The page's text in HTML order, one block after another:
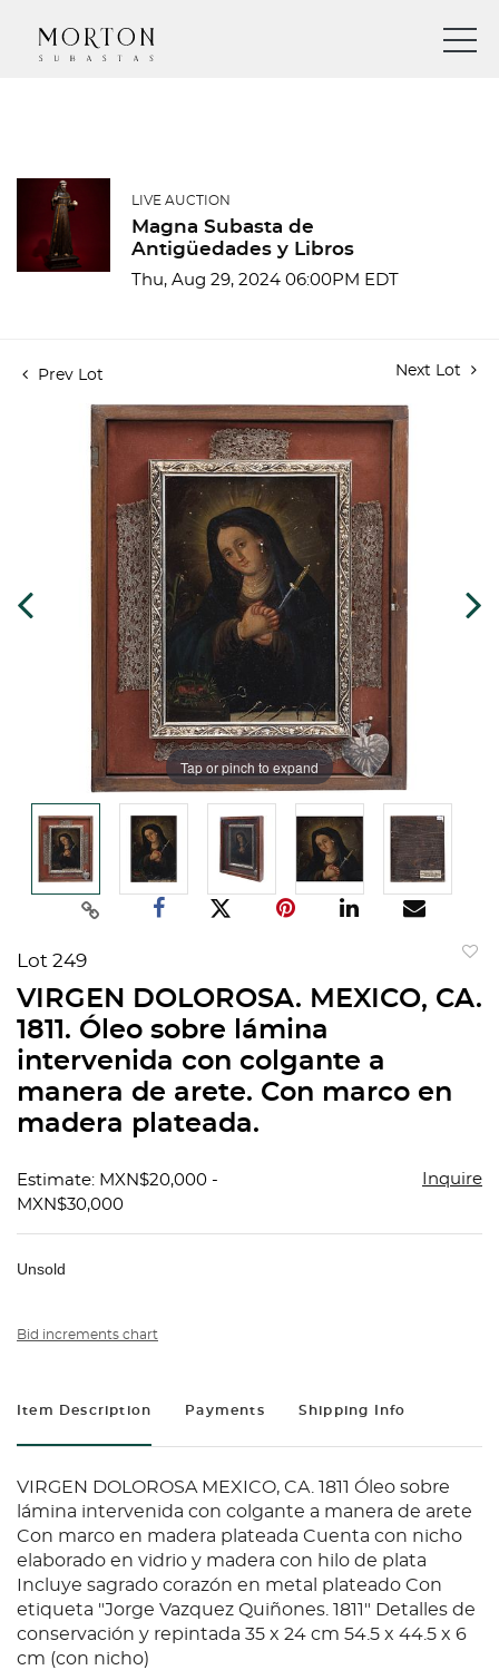
LIVE AUCTION
Magna Subasta de
Antigüedades y Libros
Thu, Aug 29, 2024 06:00PM EDT
Prev Lot Next Lot
Tap or pinch to expand
Lot 249
VIRGEN DOLOROSA. MEXICO, CA.
1811. Óleo sobre lámina
intervenida con colgante a
manera de arete. Con marco en
madera plateada.
Estimate: MXN$20,000 -
MXN$30,000
Inquire
Unsold
Bid increments chart
Item Description Payments Shipping Info
VIRGEN DOLOROSA MEXICO, CA. 1811 Óleo sobre
lámina intervenida con colgante a manera de arete
Con marco en madera plateada Cuenta con nicho
elaborado en vidrio y madera con hilo de plata
Incluye sagrado corazón en metal plateado Con
etiqueta "Jorge Vazquez Quiñones. 1811" Detalles de
conservación y repintada 35 x 24 cm 54.5 x 44.5 x 6
cm (con nicho)